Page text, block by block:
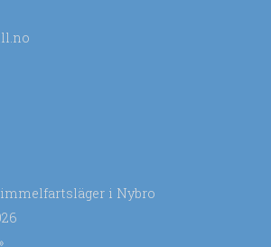
i Nybro